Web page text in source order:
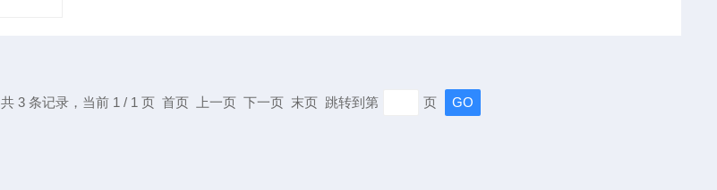
共 3 条记录，当前 1 / 1 页 首页 上一页 下一页 末页 跳转到第 页